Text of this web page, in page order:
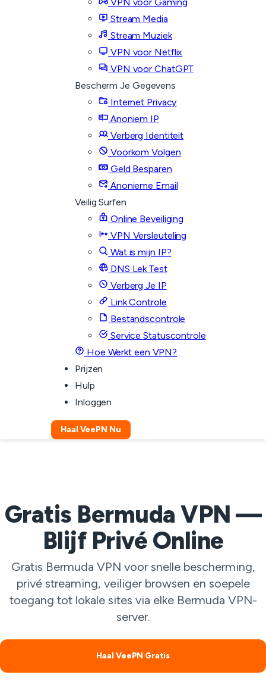
Stream Media
Stream Muziek
VPN voor Netflix
VPN voor ChatGPT
Bescherm Je Gegevens
Internet Privacy
Anoniem IP
Verberg Identiteit
Voorkom Volgen
Geld Besparen
Anonieme Email
Veilig Surfen
Online Beveiliging
VPN Versleuteling
Wat is mijn IP?
DNS Lek Test
Verberg Je IP
Link Controle
Bestandscontrole
Service Statuscontrole
Hoe Werkt een VPN?
Prijzen
Hulp
Inloggen
Haal VeePN Nu
Gratis Bermuda VPN —
Blijf Privé Online
Gratis Bermuda VPN voor snelle bescherming,
privé streaming, veiliger browsen en soepele
toegang tot lokale sites via elke Bermuda VPN-
server.
Haal VeePN Gratis